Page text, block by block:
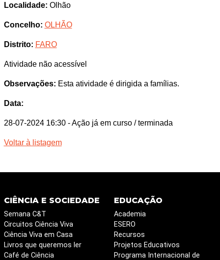
Localidade: Olhão
Concelho: OLHÃO
Distrito: FARO
Atividade não acessível
Observações: Esta atividade é dirigida a famílias.
Data:
28-07-2024 16:30 - Ação já em curso / terminada
Voltar à listagem
CIÊNCIA E SOCIEDADE
Semana C&T
Circuitos Ciência Viva
Ciência Viva em Casa
Livros que queremos ler
Café de Ciência
EDUCAÇÃO
Academia
ESERO
Recursos
Projetos Educativos
Programa Internacional de